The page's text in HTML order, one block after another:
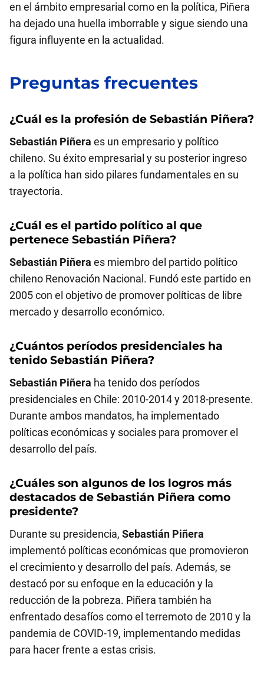
en el ámbito empresarial como en la política, Piñera
ha dejado una huella imborrable y sigue siendo una
figura influyente en la actualidad.
Preguntas frecuentes
¿Cuál es la profesión de Sebastián Piñera?
Sebastián Piñera es un empresario y político
chileno. Su éxito empresarial y su posterior ingreso
a la política han sido pilares fundamentales en su
trayectoria.
¿Cuál es el partido político al que
pertenece Sebastián Piñera?
Sebastián Piñera es miembro del partido político
chileno Renovación Nacional. Fundó este partido en
2005 con el objetivo de promover políticas de libre
mercado y desarrollo económico.
¿Cuántos períodos presidenciales ha
tenido Sebastián Piñera?
Sebastián Piñera ha tenido dos períodos
presidenciales en Chile: 2010-2014 y 2018-presente.
Durante ambos mandatos, ha implementado
políticas económicas y sociales para promover el
desarrollo del país.
¿Cuáles son algunos de los logros más
destacados de Sebastián Piñera como
presidente?
Durante su presidencia, Sebastián Piñera
implementó políticas económicas que promovieron
el crecimiento y desarrollo del país. Además, se
destacó por su enfoque en la educación y la
reducción de la pobreza. Piñera también ha
enfrentado desafíos como el terremoto de 2010 y la
pandemia de COVID-19, implementando medidas
para hacer frente a estas crisis.